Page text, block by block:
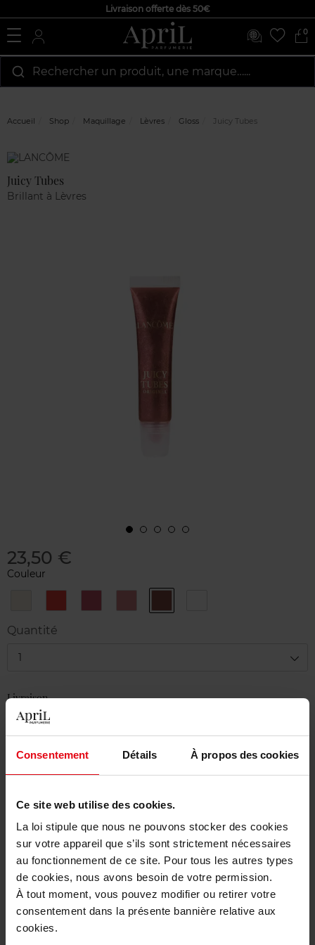
Consentement Détails À propos des cookies
Ce site web utilise des cookies.
La loi stipule que nous ne pouvons stocker des cookies
sur votre appareil que s’ils sont strictement nécessaires
au fonctionnement de ce site. Pour tous les autres types
de cookies, nous avons besoin de votre permission.
À tout moment, vous pouvez modifier ou retirer votre
consentement dans la présente bannière relative aux
cookies.
Livraison offerte dès 50€
0
Rechercher un produit, une marque…...
Accueil Shop Maquillage Lèvres Gloss Juicy Tubes
Marque
Juicy Tubes
Brillant à Lèvres
23,50 €
Couleur
- - - -
Quantité
1
Livraison
En stock
Retour gratuit dans votre magasin
Description